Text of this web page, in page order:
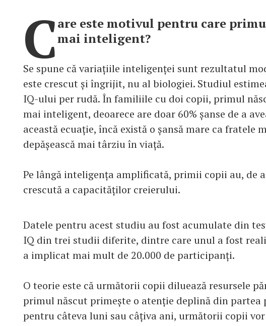
Care este motivul pentru care
mai inteligent?
Se spune că variațiile inteligenței sunt rezultatul
este crescut și îngrijit, nu al biologiei. Studiul
IQ-ului per rudă. În familiile cu doi copii, primul
mai inteligent, deoarece are doar 60% șanse de a
această ecuație, încă există o șansă mare ca fratele
depășească mai târziu în viață.
Pe lângă inteligența amplificată, primii copii au, de
crescută a capacităților creierului.
Datele pentru acest studiu au fost acumulate din
IQ din trei studii diferite, dintre care unul a fost
a implicat mai mult de 20.000 de participanți.
O teorie este că următorii copii diluează resursele
primul născut primește o atenție deplină din
pentru câteva luni sau câțiva ani, următorii copii